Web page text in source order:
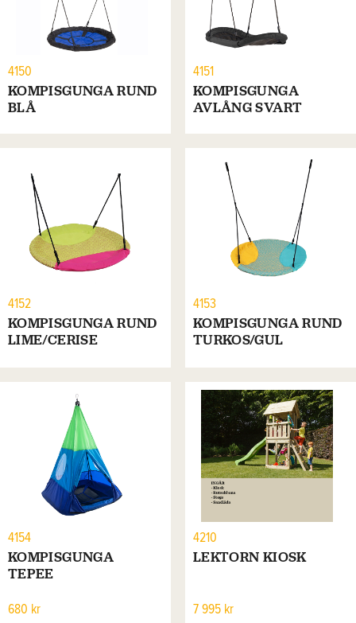
4150
KOMPISGUNGA RUND
BLÅ
4151
KOMPISGUNGA
AVLÅNG SVART
4152
KOMPISGUNGA RUND
LIME/CERISE
4153
KOMPISGUNGA RUND
TURKOS/GUL
4154
KOMPISGUNGA
TEPEE
680 kr
4210
LEKTORN KIOSK
7 995 kr